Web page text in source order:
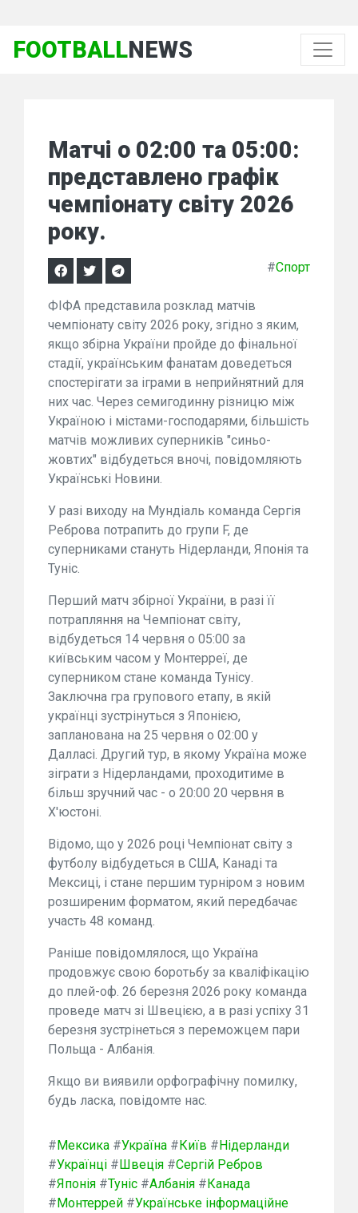
FOOTBALLNEWS
Матчі о 02:00 та 05:00:
представлено графік
чемпіонату світу 2026
року.
#Спорт
ФІФА представила розклад матчів
чемпіонату світу 2026 року, згідно з яким,
якщо збірна України пройде до фінальної
стадії, українським фанатам доведеться
спостерігати за іграми в неприйнятний для
них час. Через семигодинну різницю між
Україною і містами-господарями, більшість
матчів можливих суперників "синьо-
жовтих" відбудеться вночі, повідомляють
Українські Новини.
У разі виходу на Мундіаль команда Сергія
Реброва потрапить до групи F, де
суперниками стануть Нідерланди, Японія та
Туніс.
Перший матч збірної України, в разі її
потрапляння на Чемпіонат світу,
відбудеться 14 червня о 05:00 за
київським часом у Монтерреї, де
суперником стане команда Тунісу.
Заключна гра групового етапу, в якій
українці зустрінуться з Японією,
запланована на 25 червня о 02:00 у
Далласі. Другий тур, в якому Україна може
зіграти з Нідерландами, проходитиме в
більш зручний час - о 20:00 20 червня в
Х'юстоні.
Відомо, що у 2026 році Чемпіонат світу з
футболу відбудеться в США, Канаді та
Мексиці, і стане першим турніром з новим
розширеним форматом, який передбачає
участь 48 команд.
Раніше повідомлялося, що Україна
продовжує свою боротьбу за кваліфікацію
до плей-оф. 26 березня 2026 року команда
проведе матч зі Швецією, а в разі успіху 31
березня зустрінеться з переможцем пари
Польща - Албанія.
Якщо ви виявили орфографічну помилку,
будь ласка, повідомте нас.
#Мексика #Україна #Київ #Нідерланди
#Українці #Швеція #Сергій Ребров
#Японія #Туніс #Албанія #Канада
#Монтеррей #Українське інформаційне